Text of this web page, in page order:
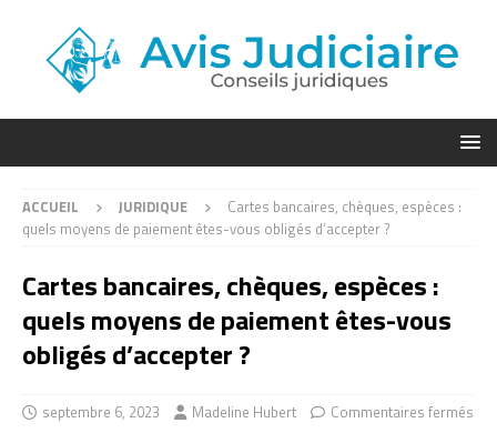
ACCUEIL JURIDIQUE
Cartes bancaires, chèques, espèces :
quels moyens de paiement êtes-vous obligés d’accepter ?
Cartes bancaires, chèques, espèces :
quels moyens de paiement êtes-vous
obligés d’accepter ?
septembre 6, 2023 Madeline Hubert Commentaires fermés